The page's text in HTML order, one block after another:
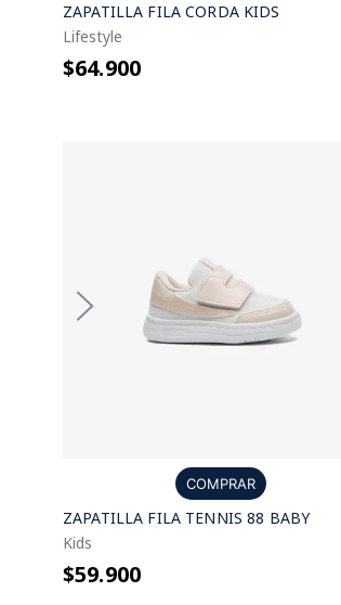
ZAPATILLA FILA CORDA KIDS
Lifestyle
$64.900
COMPRAR
ZAPATILLA FILA TENNIS 88 BABY
Kids
$59.900